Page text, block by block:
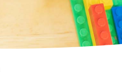
園
幼